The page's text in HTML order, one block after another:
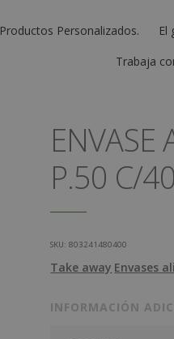
Productos Personalizados. El
Trabaja
P.50 C/
SKU:803241480400
Take away Envases
INFORMACIÓN